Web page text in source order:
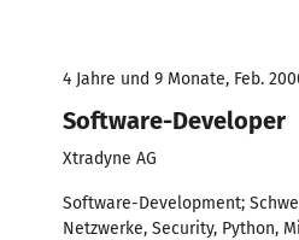
4 Jahre und 9 Monate, Feb.
Software-Developer
Xtradyne AG
Software-Development;
Netzwerke, Security, Python,